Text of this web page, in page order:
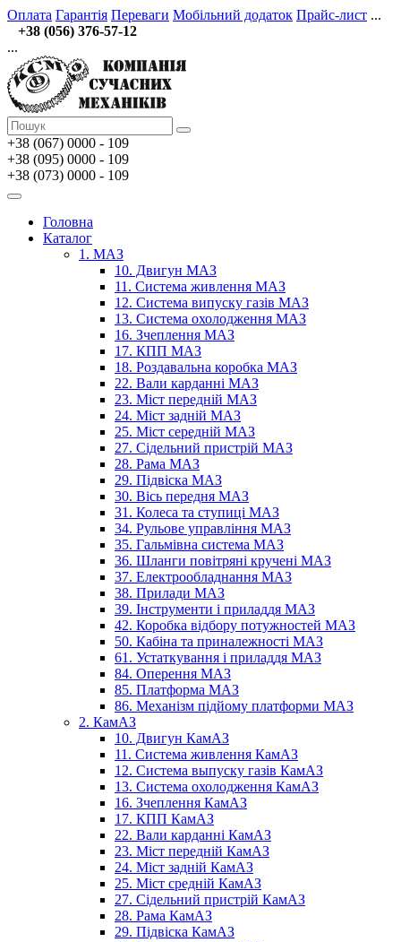
Оплата Гарантія Переваги Мобільний додаток Прайс-лист ...
+38 (056) 376-57-12
...
+38 (067) 0000 - 109
+38 (095) 0000 - 109
+38 (073) 0000 - 109
Головна
Каталог
1. МАЗ
10. Двигун МАЗ
11. Система живлення МАЗ
12. Система випуску газів МАЗ
13. Система охолодження МАЗ
16. Зчеплення МАЗ
17. КПП МАЗ
18. Роздавальна коробка МАЗ
22. Вали карданні МАЗ
23. Міст передній МАЗ
24. Міст задній МАЗ
25. Міст середній МАЗ
27. Сідельний пристрій МАЗ
28. Рама МАЗ
29. Підвіска МАЗ
30. Вісь передня МАЗ
31. Колеса та ступиці МАЗ
34. Рульове управління МАЗ
35. Гальмівна система МАЗ
36. Шланги повітряні кручені МАЗ
37. Електрообладнання МАЗ
38. Прилади МАЗ
39. Інструменти і приладдя МАЗ
42. Коробка відбору потужностей МАЗ
50. Кабіна та приналежності МАЗ
61. Устаткування і приладдя МАЗ
84. Оперення МАЗ
85. Платформа МАЗ
86. Механізм підйому платформи МАЗ
2. КамАЗ
10. Двигун КамАЗ
11. Система живлення КамАЗ
12. Система выпуску газів КамАЗ
13. Система охолодження КамАЗ
16. Зчеплення КамАЗ
17. КПП КамАЗ
22. Вали карданні КамАЗ
23. Міст передній КамАЗ
24. Міст задній КамАЗ
25. Міст средній КамАЗ
27. Сідельний пристрій КамАЗ
28. Рама КамАЗ
29. Підвіска КамАЗ